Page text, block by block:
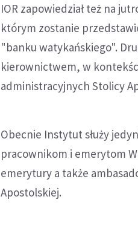
IOR zapowiedział też na
którym zostanie
"banku watykańskiego".
kierownictwem, w
administracyjnych Stolicy
Obecnie Instytut służy
pracownikom i emerytom
emerytury a także
Apostolskiej.